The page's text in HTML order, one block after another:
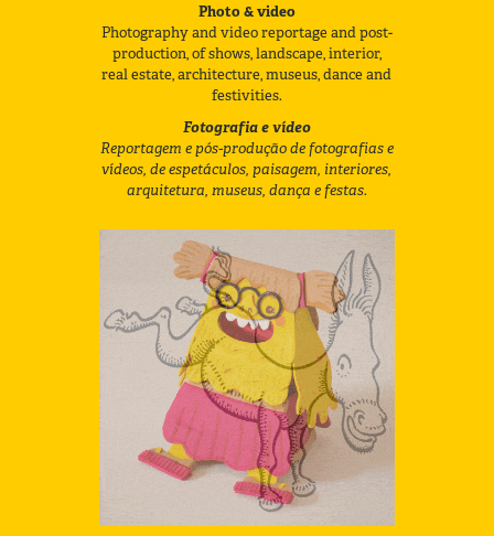
Photo & video
Photography and video reportage and post-
production, of shows, landscape, interior,
real estate, architecture, museus, dance and
festivities.
Fotografia e vídeo
Reportagem e pós-produção de fotografias e
vídeos, de espetáculos, paisagem, interiores,
arquitetura, museus, dança e festas.